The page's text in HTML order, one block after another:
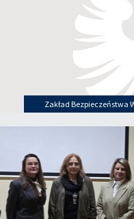
Zakład Bezpieczeństwa